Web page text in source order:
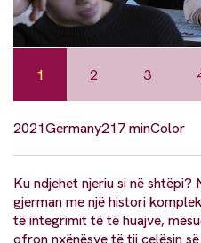
1 2 3
2021Germany217 minColor
Ku ndjehet njeriu si në
gjerman me një histori
të integrimit të të huajve,
ofron nxënësve të tij çelësin